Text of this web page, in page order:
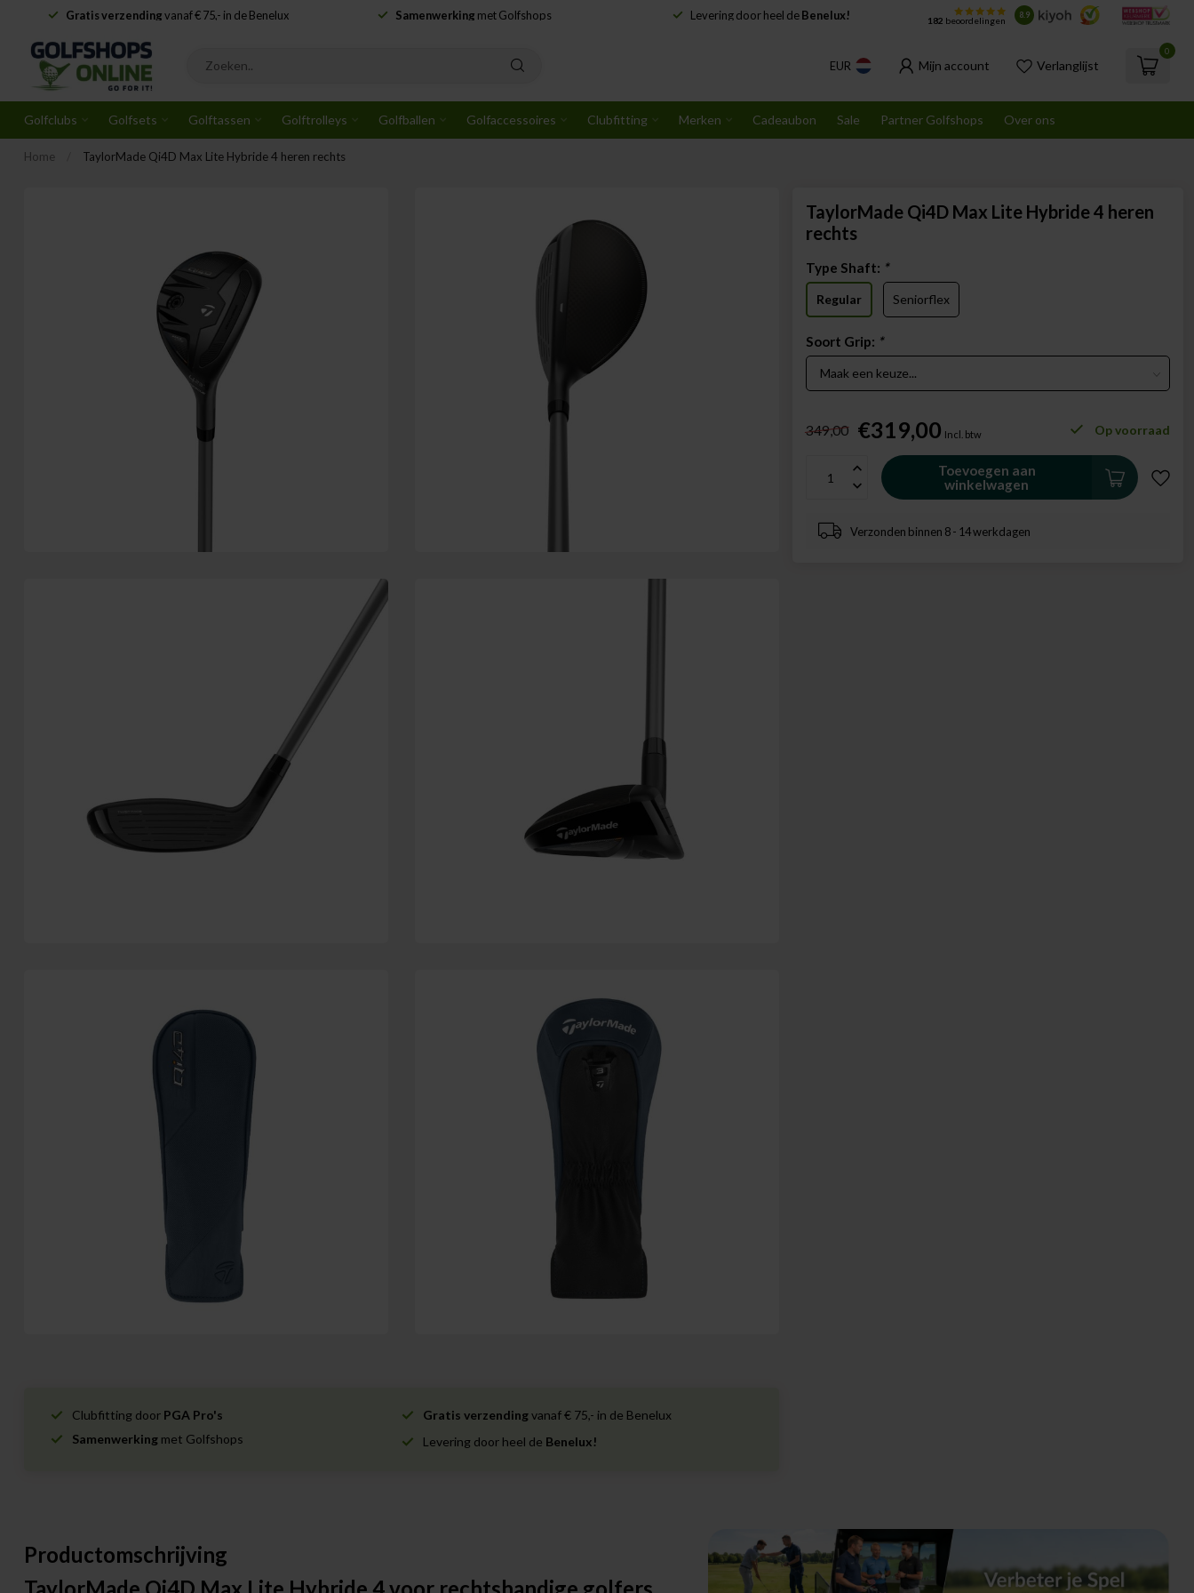
Gratis verzendingvanaf € 75,- in de Benelux Samenwerking met Golfshops Levering door heel deBenelux! 182 beoordelingen
8.9
EUR Mijn account Verlanglijst
0
Golfclubs Golfsets Golftassen Golftrolleys Golfballen Golfaccessoires Clubfitting Merken Cadeaubon Sale Partner Golfshops Over ons
Home TaylorMade Qi4D Max Lite Hybride 4 heren rechts
Clubfitting door PGA Pro's Gratis verzendingvanaf € 75,- in de Benelux
Samenwerking met Golfshops Levering door heel de Benelux!
TaylorMade Qi4D Max Lite Hybride 4 heren
rechts
Type Shaft: *
Regular Seniorflex
Soort Grip: *
349,00 €319,00 Incl. btw Op voorraad
Toevoegen aan
winkelwagen
Verzonden binnen 8 - 14 werkdagen
Productomschrijving